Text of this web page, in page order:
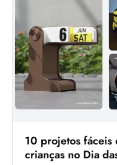
10 projetos fáceis
crianças no Dia